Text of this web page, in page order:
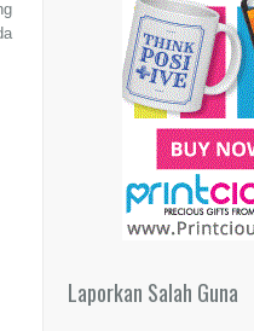
Laporkan Salah Guna